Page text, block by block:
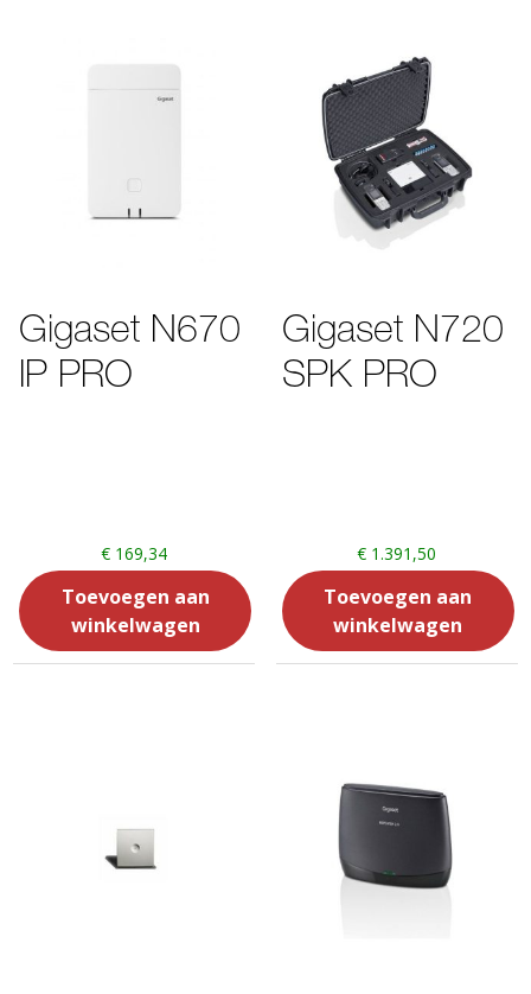
Gigaset N670
IP PRO
€ 169,34
Toevoegen aan
winkelwagen
Gigaset N720
SPK PRO
€ 1.391,50
Toevoegen aan
winkelwagen